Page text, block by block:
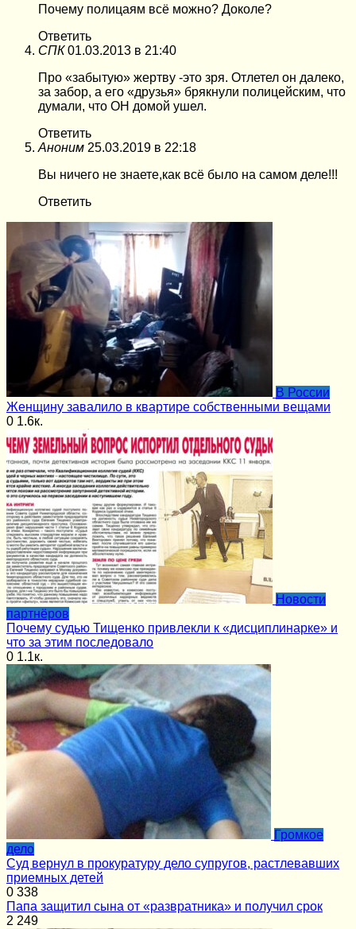
Почему полицаям всё можно? Доколе?
Ответить
СПК 01.03.2013 в 21:40
Про «забытую» жертву -это зря. Отлетел он далеко,
за забор, а его «друзья» брякнули полицейским, что
думали, что ОН домой ушел.
Ответить
Аноним 25.03.2019 в 22:18
Вы ничего не знаете,как всё было на самом деле!!!
Ответить
В России
Женщину завалило в квартире собственными вещами
0 1.6к.
Новости
партнёров
Почему судью Тищенко привлекли к «дисциплинарке» и
что за этим последовало
0 1.1к.
Громкое
дело
Суд вернул в прокуратуру дело супругов, растлевавших
приемных детей
0 338
Папа защитил сына от «развратника» и получил срок
2 249